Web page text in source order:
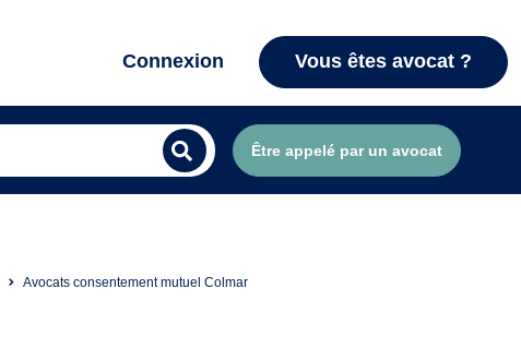
Connexion Vous êtes avocat ?
Être appelé par un avocat
Avocats consentement mutuel Colmar